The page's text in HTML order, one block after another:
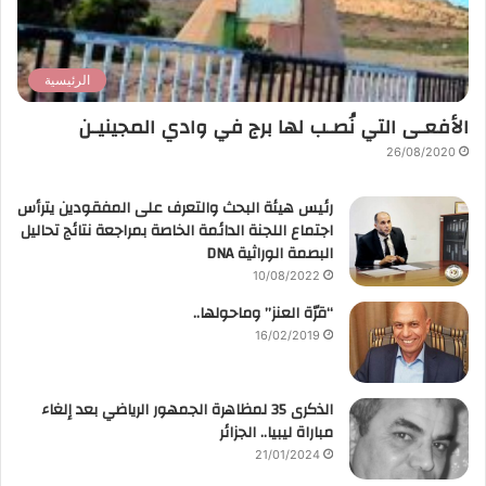
الرئيسية
الأفعـى التي نُصـب لها برج في وادي المجينيـن
26/08/2020
رئيس هيئة البحث والتعرف على المفقودين يترأس
اجتماع اللجنة الدائمة الخاصة بمراجعة نتائج تحاليل
البصمة الوراثية DNA
10/08/2022
“قرّة العنز” وماحولها..
16/02/2019
الذكرى 35 لمظاهرة الجمهور الرياضي بعد إلغاء
مباراة ليبيا.. الجزائر
21/01/2024